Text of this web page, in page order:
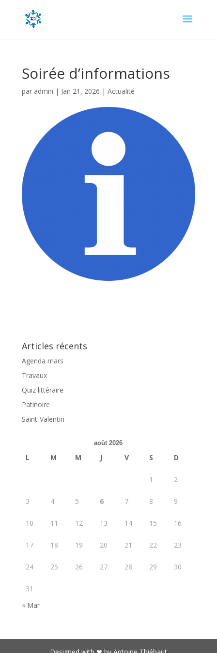
Soirée d’informations
par admin | Jan 21, 2026 | Actualité
Articles récents
Agenda mars
Travaux
Quiz littéraire
Patinoire
Saint-Valentin
août 2026
L M M J V S D
1 2
3 4 5 6 7 8 9
10 11 12 13 14 15 16
17 18 19 20 21 22 23
24 25 26 27 28 29 30
31
« Mar